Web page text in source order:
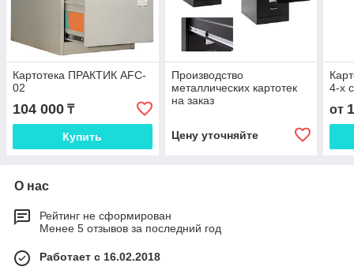
Картотека ПРАКТИК AFC-
02
104 000 ₸
Купить
Производство
металлических картотек
на заказ
Цену уточняйте
4-х
от
О нас
Рейтинг не сформирован
Менее 5 отзывов за последний год
Работает с 16.02.2018